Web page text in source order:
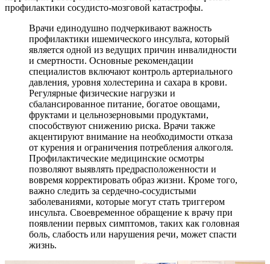
профилактики сосудисто-мозговой катастрофы.
Врачи единодушно подчеркивают важность
профилактики ишемического инсульта, который
является одной из ведущих причин инвалидности
и смертности. Основные рекомендации
специалистов включают контроль артериального
давления, уровня холестерина и сахара в крови.
Регулярные физические нагрузки и
сбалансированное питание, богатое овощами,
фруктами и цельнозерновыми продуктами,
способствуют снижению риска. Врачи также
акцентируют внимание на необходимости отказа
от курения и ограничения потребления алкоголя.
Профилактические медицинские осмотры
позволяют выявлять предрасположенности и
вовремя корректировать образ жизни. Кроме того,
важно следить за сердечно-сосудистыми
заболеваниями, которые могут стать триггером
инсульта. Своевременное обращение к врачу при
появлении первых симптомов, таких как головная
боль, слабость или нарушения речи, может спасти
жизнь.